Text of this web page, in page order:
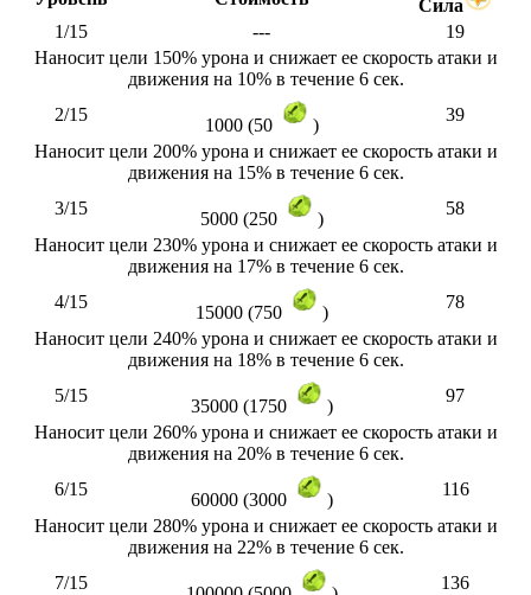
Сила
1/15
---
19
Наносит цели 150% урона и снижает ее скорость атаки и
движения на 10% в течение 6 сек.
2/15
1000 (50 )
39
Наносит цели 200% урона и снижает ее скорость атаки и
движения на 15% в течение 6 сек.
3/15
5000 (250 )
58
Наносит цели 230% урона и снижает ее скорость атаки и
движения на 17% в течение 6 сек.
4/15
15000 (750 )
78
Наносит цели 240% урона и снижает ее скорость атаки и
движения на 18% в течение 6 сек.
5/15
35000 (1750 )
97
Наносит цели 260% урона и снижает ее скорость атаки и
движения на 20% в течение 6 сек.
6/15
60000 (3000 )
116
Наносит цели 280% урона и снижает ее скорость атаки и
движения на 22% в течение 6 сек.
7/15
136